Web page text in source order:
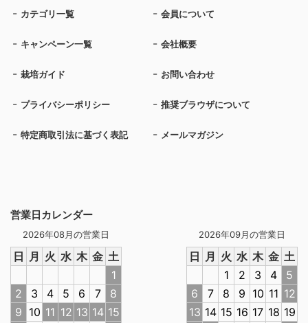
営業日カレンダー
2026年08月の営業日
日 月 火 水 木 金 土
1
2
3 4 5 6 7
8
9 10 11 12 13 14 15
2026年09月の営業日
日 月 火 水 木 金 土
1
2 3 4
5
6
7 8 9 10 11 12
13 14 15 16 17 18 19
カテゴリ一覧 会員について
キャンペーン一覧 会社概要
栽培ガイド お問い合わせ
プライバシーポリシー 推奨ブラウザについて
特定商取引法に基づく表記 メールマガジン